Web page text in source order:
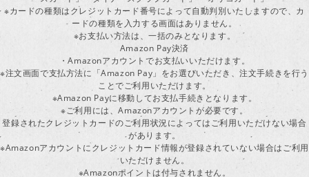
※カードの種類はクレジットカード番号によって自動判別いたしますので、カ
ードの種類を入力する画面はありません。
※お支払い方法は、一括のみとなります。
Amazon Pay決済
・Amazonアカウントでお支払いいただけます。
※注文画面で支払方法に「Amazon Pay」をお選びいただき、注文手続きを行う
ことでご利用いただけます。
※Amazon Payに移動してお支払手続きとなります。
※ご利用には、Amazonアカウントが必要です。
登録されたクレジットカードのご利用状況によってはご利用いただけない場合
があります。
※Amazonアカウントにクレジットカード情報が登録されていない場合はご利用
いただけません。
※Amazonポイントは付与されません。